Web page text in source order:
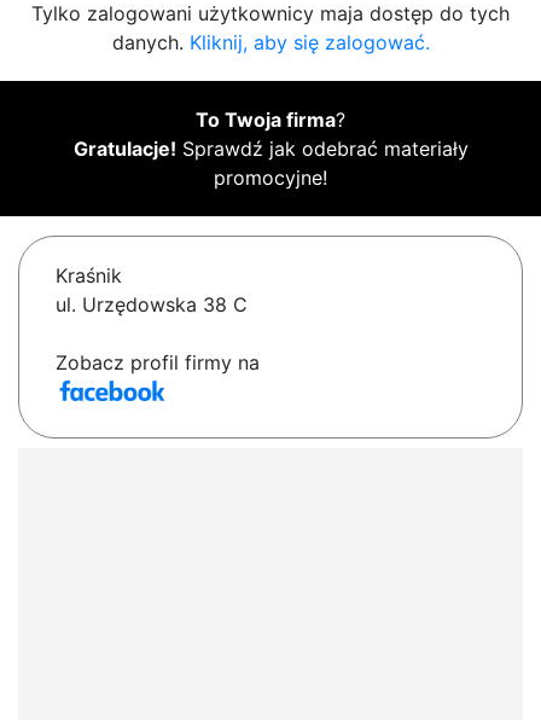
Tylko zalogowani użytkownicy maja dostęp do tych
danych. Kliknij, aby się zalogować.
To Twoja firma?
Gratulacje! Sprawdź jak odebrać materiały
promocyjne!
Kraśnik
ul. Urzędowska 38 C
Zobacz profil firmy na